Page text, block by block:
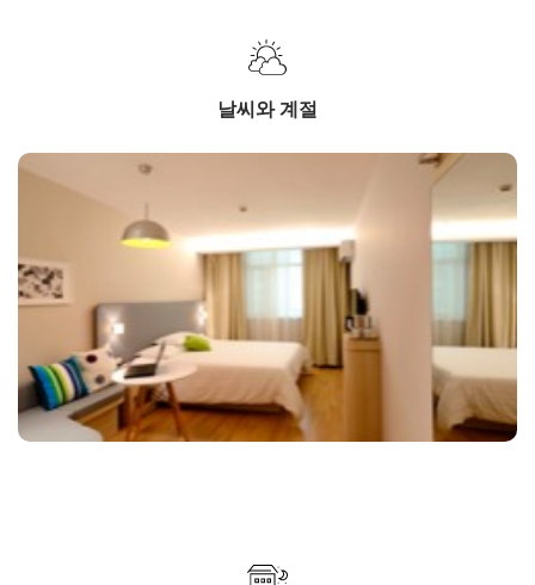
날씨와 계절